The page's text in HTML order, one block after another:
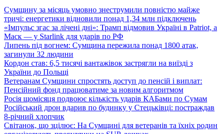
Сумщину за місяць умовно знеструмили повністю майже
тричі: енергетики відновили понад 1,34 млн підключень
«Імпульс згас за лічені дні»: Трамп відмовив Україні в Patriot, а
Маск — у Starlink для ударів по РФ
Липень під вогнем: Сумщина пережила понад 1800 атак,
загинули 32 людини
Кордон став: 6,5 тисячі вантажівок застрягли на виїзді з
України до Польщі
Ветеранам Сумщини спростять доступ до пенсій і виплат:
Пенсійний фонд працюватиме за новим алгоритмом
Росія щомісяця подвоює кількість ударів КАБами по Сумам
Російський дрон вдарив по будинку у Стецьківці: постраждав
8-річний хлопчик
Світанок, що зцілює: На Сумщині для ветеранів та їхніх родин